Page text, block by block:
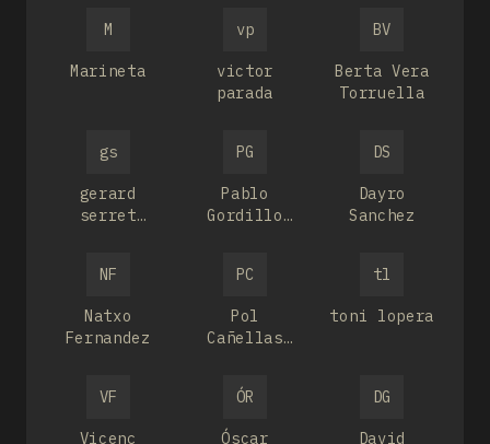
M
Marineta
vp
victor
parada
BV
Berta Vera
Torruella
gs
gerard
serret
PG
Pablo
Gordillo
DS
Dayro
Sanchez
NF
Natxo
Fernandez
PC
Pol
Cañellas
tl
toni lopera
VF
Vicenç
ÓR
Óscar
DG
David